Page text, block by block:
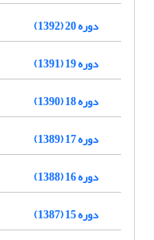
دوره 20 (1392)
دوره 19 (1391)
دوره 18 (1390)
دوره 17 (1389)
دوره 16 (1388)
دوره 15 (1387)